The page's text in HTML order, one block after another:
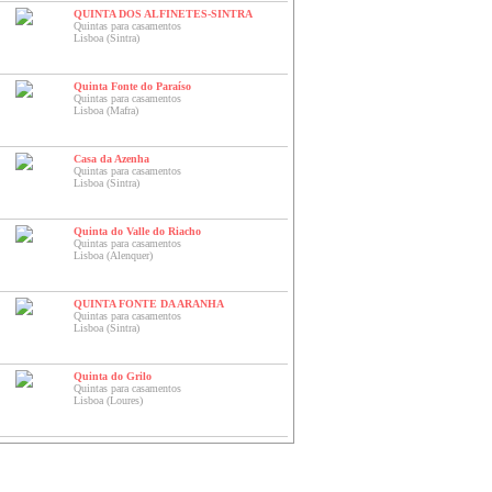
QUINTA DOS ALFINETES-SINTRA
Quintas para casamentos
Lisboa (Sintra)
Quinta Fonte do Paraíso
Quintas para casamentos
Lisboa (Mafra)
Casa da Azenha
Quintas para casamentos
Lisboa (Sintra)
Quinta do Valle do Riacho
Quintas para casamentos
Lisboa (Alenquer)
QUINTA FONTE DA ARANHA
Quintas para casamentos
Lisboa (Sintra)
Quinta do Grilo
Quintas para casamentos
Lisboa (Loures)